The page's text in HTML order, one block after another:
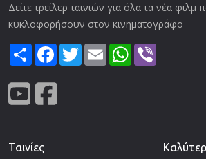
Δείτε τρείλερ ταινιών για όλα τα νέα φιλμ
κυκλοφορήσουν στον κινηματογράφο
ShareFacebook
TwitterEmail WhatsApp
Ταινίες